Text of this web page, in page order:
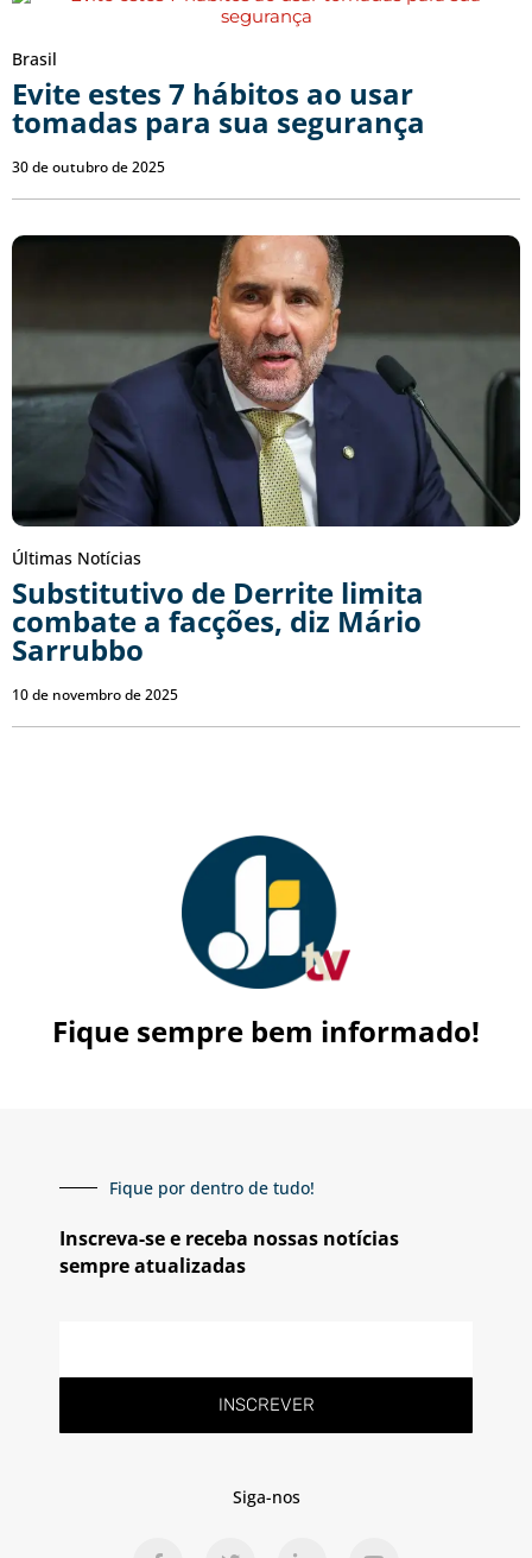
Brasil
Evite estes 7 hábitos ao usar
tomadas para sua segurança
30 de outubro de 2025
Últimas Notícias
Substitutivo de Derrite limita
combate a facções, diz Mário
Sarrubbo
10 de novembro de 2025
Fique sempre bem informado!
Fique por dentro de tudo!
Inscreva-se e receba nossas notícias
sempre atualizadas
INSCREVER
Siga-nos